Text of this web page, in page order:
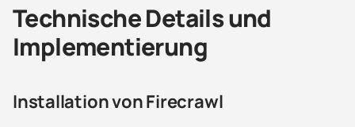
Technische Details und
Implementierung
Installation von Firecrawl